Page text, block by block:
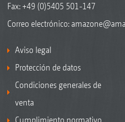
Fax: +49 (0)5405 501-147
Correo electrónico:
Aviso legal
Protección de datos
Condiciones generales de
venta
Cumplimiento normativo